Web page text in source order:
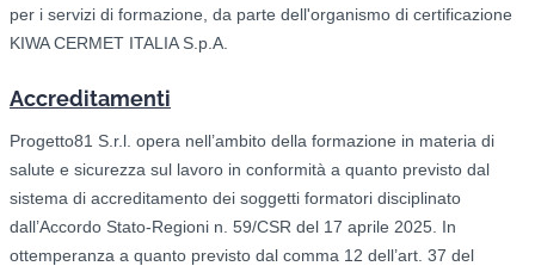
per i servizi di formazione, da parte dell'organismo di certificazione
KIWA CERMET ITALIA S.p.A.
Accreditamenti
Progetto81 S.r.l. opera nell’ambito della formazione in materia di
salute e sicurezza sul lavoro in conformità a quanto previsto dal
sistema di accreditamento dei soggetti formatori disciplinato
dall’Accordo Stato-Regioni n. 59/CSR del 17 aprile 2025. In
ottemperanza a quanto previsto dal comma 12 dell’art. 37 del